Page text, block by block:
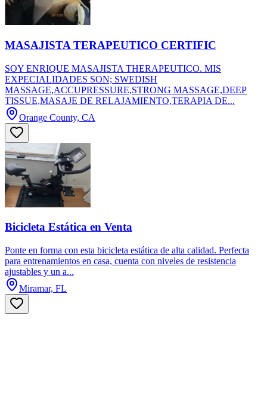
MASAJISTA TERAPEUTICO CERTIFIC
SOY ENRIQUE MASAJISTA THERAPEUTICO. MIS
EXPECIALIDADES SON; SWEDISH
MASSAGE,ACCUPRESSURE,STRONG MASSAGE,DEEP
TISSUE,MASAJE DE RELAJAMIENTO,TERAPIA DE...
Orange County, CA
Bicicleta Estática en Venta
Ponte en forma con esta bicicleta estática de alta calidad. Perfecta
para entrenamientos en casa, cuenta con niveles de resistencia
ajustables y un a...
Miramar, FL